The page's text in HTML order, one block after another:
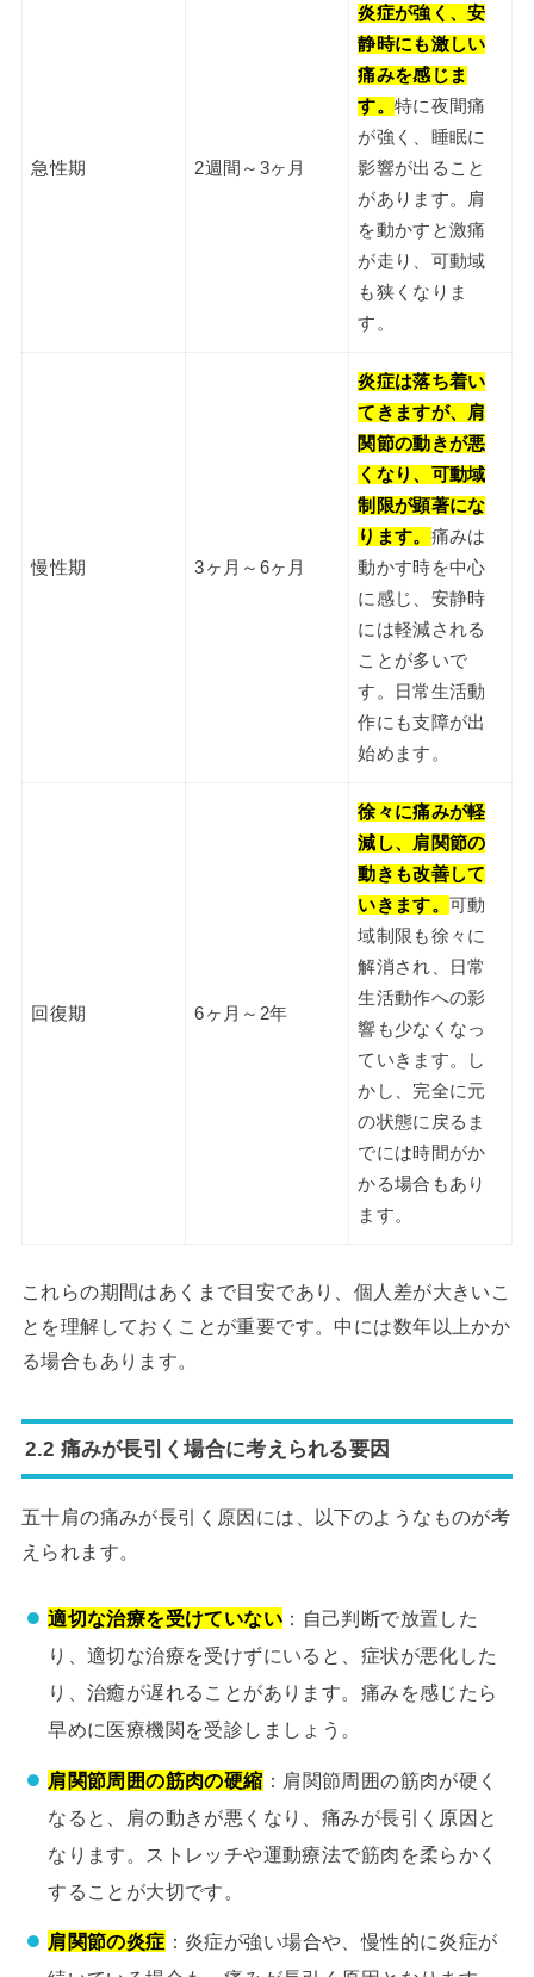
急性期 2週間～3ヶ月
炎症が強く、安
静時にも激しい
痛みを感じま
す。 特に夜間痛
が強く、睡眠に
影響が出ること
があります。肩
を動かすと激痛
が走り、可動域
も狭くなりま
す。
慢性期 3ヶ月～6ヶ月
炎症は落ち着い
てきますが、肩
関節の動きが悪
くなり、可動域
制限が顕著にな
ります。 痛みは
動かす時を中心
に感じ、安静時
には軽減される
ことが多いで
す。日常生活動
作にも支障が出
始めます。
回復期 6ヶ月～2年
徐々に痛みが軽
減し、肩関節の
動きも改善して
いきます。 可動
域制限も徐々に
解消され、日常
生活動作への影
響も少なくなっ
ていきます。し
かし、完全に元
の状態に戻るま
でには時間がか
かる場合もあり
ます。
これらの期間はあくまで目安であり、個人差が大きいこ
とを理解しておくことが重要です。中には数年以上かか
る場合もあります。
2.2 痛みが長引く場合に考えられる要因
五十肩の痛みが長引く原因には、以下のようなものが考
えられます。
適切な治療を受けていない ：自己判断で放置した
り、適切な治療を受けずにいると、症状が悪化した
り、治癒が遅れることがあります。痛みを感じたら
早めに医療機関を受診しましょう。
肩関節周囲の筋肉の硬縮 ：肩関節周囲の筋肉が硬く
なると、肩の動きが悪くなり、痛みが長引く原因と
なります。ストレッチや運動療法で筋肉を柔らかく
することが大切です。
肩関節の炎症 ：炎症が強い場合や、慢性的に炎症が